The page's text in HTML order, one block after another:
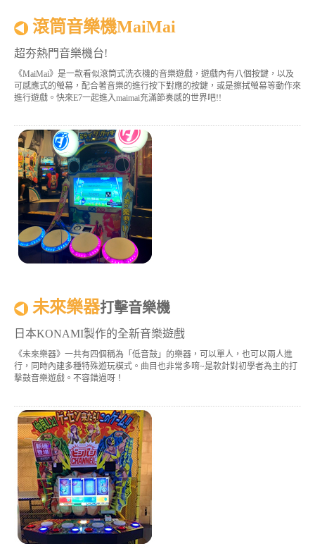
滾筒音樂機MaiMai
超夯熱門音樂機台!
《MaiMai》是一款看似滾筒式洗衣機的音樂遊戲，遊戲內有八個按鍵，以及
可感應式的螢幕，配合著音樂的進行按下對應的按鍵，或是擦拭螢幕等動作來
進行遊戲。快來E7一起進入maimai充滿節奏感的世界吧!!
未來樂器打擊音樂機
日本KONAMI製作的全新音樂遊戲
《未來樂器》一共有四個稱為「低音鼓」的樂器，可以單人，也可以兩人進
行，同時內建多種特殊遊玩模式。曲目也非常多唷~是款針對初學者為主的打
擊鼓音樂遊戲。不容錯過呀！